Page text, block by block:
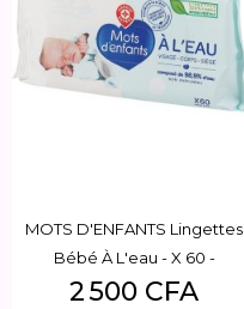
MOTS D'ENFANTS Lingettes
Bébé À L'eau - X 60 -
Prix
2 500 CFA